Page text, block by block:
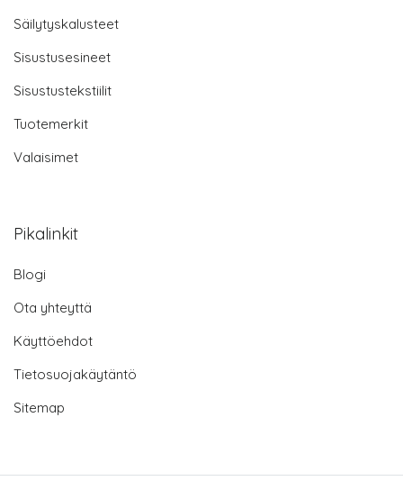
Säilytyskalusteet
Sisustusesineet
Sisustustekstiilit
Tuotemerkit
Valaisimet
Pikalinkit
Blogi
Ota yhteyttä
Käyttöehdot
Tietosuojakäytäntö
Sitemap